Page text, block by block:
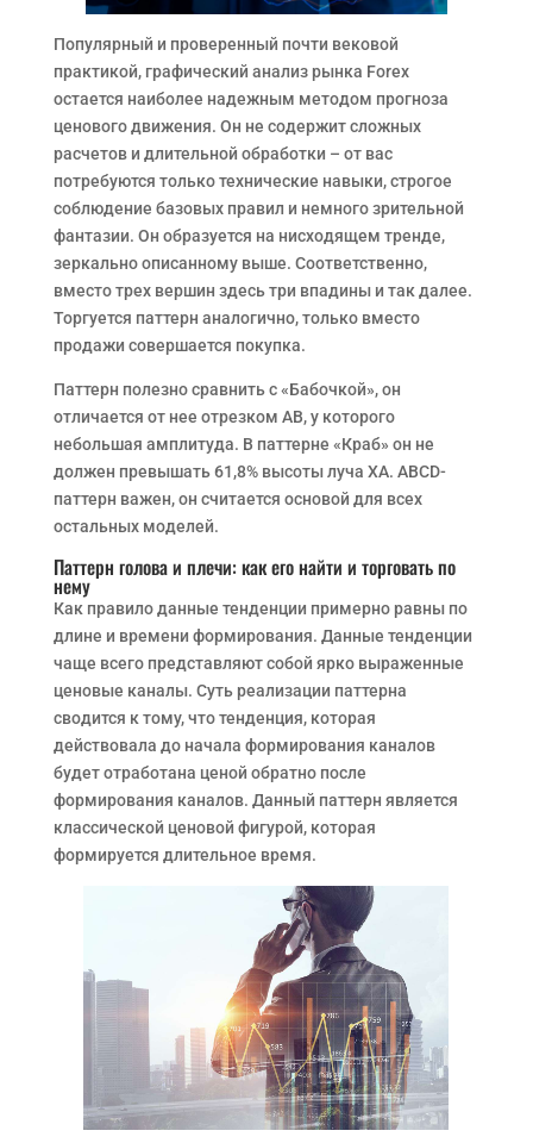
Популярный и проверенный почти вековой
практикой, графический анализ рынка Forex
остается наиболее надежным методом прогноза
ценового движения. Он не содержит сложных
расчетов и длительной обработки – от вас
потребуются только технические навыки, строгое
соблюдение базовых правил и немного зрительной
фантазии. Он образуется на нисходящем тренде,
зеркально описанному выше. Соответственно,
вместо трех вершин здесь три впадины и так далее.
Торгуется паттерн аналогично, только вместо
продажи совершается покупка.
Паттерн полезно сравнить с «Бабочкой», он
отличается от нее отрезком АВ, у которого
небольшая амплитуда. В паттерне «Краб» он не
должен превышать 61,8% высоты луча ХА. ABCD-
паттерн важен, он считается основой для всех
остальных моделей.
Паттерн голова и плечи: как его найти и торговать по
нему
Как правило данные тенденции примерно равны по
длине и времени формирования. Данные тенденции
чаще всего представляют собой ярко выраженные
ценовые каналы. Суть реализации паттерна
сводится к тому, что тенденция, которая
действовала до начала формирования каналов
будет отработана ценой обратно после
формирования каналов. Данный паттерн является
классической ценовой фигурой, которая
формируется длительное время.